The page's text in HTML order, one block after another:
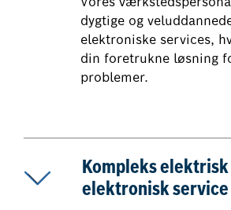
dygtige og
elektroniske services,
din foretrukne løsning
problemer.
Kompleks elektrisk
elektronisk service